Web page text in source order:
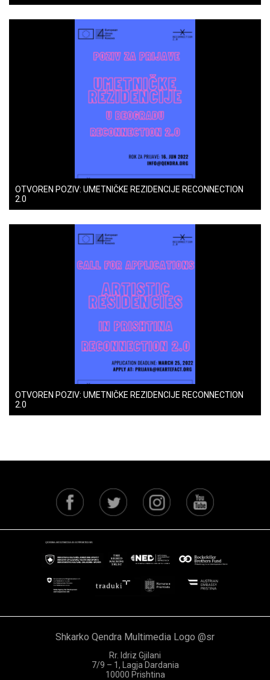
OTVOREN POZIV: UMETNIČKE REZIDENCIJE RECONNECTION
2.0
OTVOREN POZIV: UMETNIČKE REZIDENCIJE RECONNECTION
2.0
Shkarko Qendra Multimedia Logo @sr
Rr. Idriz Gjilani
7/9 – 1, Lagja Dardania
10000 Prishtina